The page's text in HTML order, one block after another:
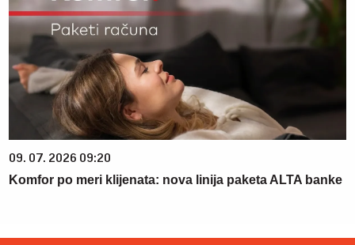
09. 07. 2026 09:20
Komfor po meri klijenata: nova linija paketa ALTA banke